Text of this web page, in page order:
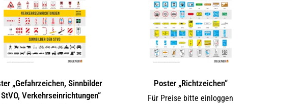
„Gefahrzeichen, Sinnbilder
Verkehrseinrichtungen“
Poster „Richtzeichen“
Für Preise bitte einloggen